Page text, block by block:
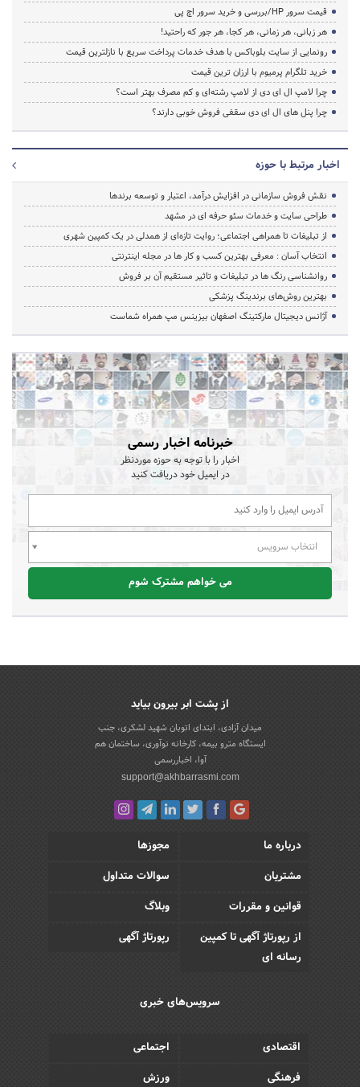
قیمت سرور HP/بررسی و خرید سرور اچ پی
هر زبانی، هر زمانی، هر کجا، هر جور که راحتید!
رونمایی از سایت بلوباکس با هدف خدمات پرداخت سریع با نازلترین قیمت
خرید تلگرام پرمیوم با ارزان ترین قیمت
چرا لامپ ال ای دی از لامپ رشته‌ای و کم مصرف بهتر است؟
چرا پنل های ال ای دی سقفی فروش خوبی دارند؟
اخبار مرتبط با حوزه
نقش فروش سازمانی در افزایش درآمد، اعتبار و توسعه برندها
طراحی سایت و خدمات سئو حرفه ای در مشهد
از تبلیغات تا همراهی اجتماعی؛ روایت تازه‌ای از همدلی در یک کمپین شهری
انتخاب آسان : معرفی بهترین کسب و کار ها در مجله اینترنتی
روانشناسی رنگ ها در تبلیغات و تاثیر مستقیم آن بر فروش
بهترین روش‌های برندینگ پزشکی
آژانس دیجیتال مارکتینگ اصفهان بیزینس مپ همراه شماست
خبرنامه اخبار رسمی
اخبار را با توجه به حوزه موردنظر
در ایمیل خود دریافت کنید
انتخاب سرویس
می خواهم مشترک شوم
از پشت ابر بیرون بیاید
میدان آزادی، ابتدای اتوبان شهید لشکری، جنب
ایستگاه مترو بیمه، کارخانه نوآوری، ساختمان هم
آوا، اخباررسمی
support@akhbarrasmi.com
درباره ما
مجوزها
مشتریان
سوالات متداول
قوانین و مقررات
وبلاگ
از رپورتاژ آگهی تا کمپین
رسانه ای
رپورتاژ آگهی
سرویس‌های خبری
اقتصادی
اجتماعی
فرهنگی
ورزش